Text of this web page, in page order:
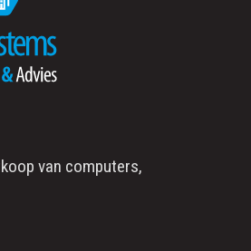
van computers,